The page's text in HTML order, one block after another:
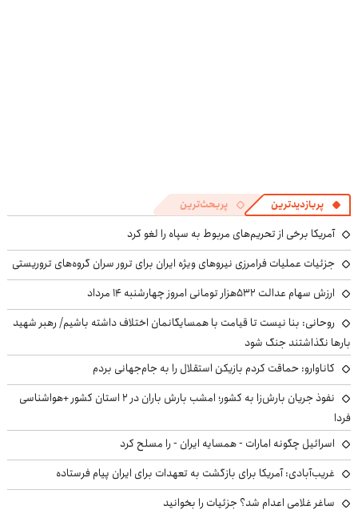
پربازدیدترین پربحث‌ترین
آمریکا برخی از تحریم‌های مربوط به سپاه را لغو کرد
جزئیات عملیات فرامرزی نیروهای ویژه ایران برای ترور سران گروه‌های تروریستی
ارزش سهام عدالت ۵۳۲هزار تومانی امروز چهارشنبه ۱۴ مرداد
روحانی: بنا نیست تا قیامت با همسایگانمان اختلاف داشته باشیم/ رهبر شهید
بارها نگذاشتند جنگ شود
کاناوارو: حماقت کردم بازیکن استقلال را به جام‌جهانی بردم
نفوذ جریان بارش‌زا به کشور؛ امشب بارش باران در ۲ استان کشور +هواشناسی
فردا
اسرائیل چگونه امارات - همسایه ایران - را مسلح کرد
غریب‌آبادی: آمریکا برای بازگشت به تعهدات برای ایران پیام فرستاده
ساغر غلامی اعدام شد؟ جزئیات را بخوانید